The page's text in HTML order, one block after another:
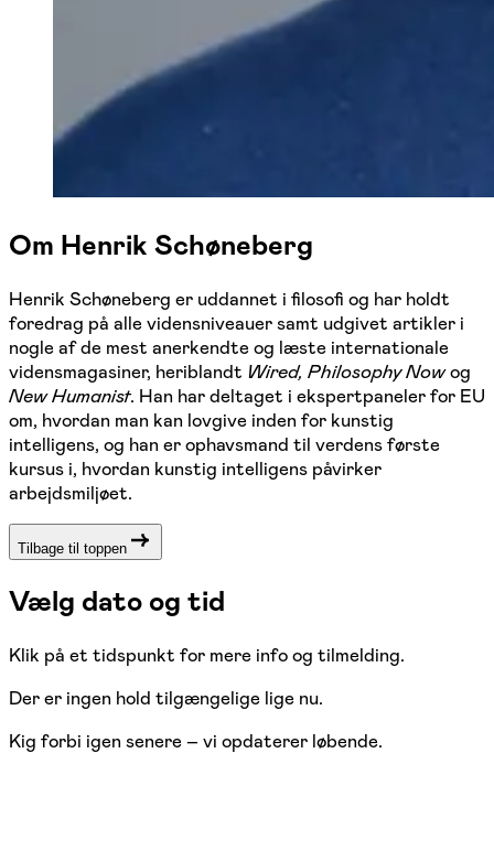
Om Henrik Schøneberg
Henrik Schøneberg er uddannet i filosofi og har holdt
foredrag på alle vidensniveauer samt udgivet artikler i
nogle af de mest anerkendte og læste internationale
vidensmagasiner, heriblandt Wired, Philosophy Nowog
New Humanist. Han har deltaget i ekspertpaneler for EU
om, hvordan man kan lovgive inden for kunstig
intelligens, og han er ophavsmand til verdens første
kursus i, hvordan kunstig intelligens påvirker
arbejdsmiljøet.
Tilbage til toppen
Vælg dato og tid
Klik på et tidspunkt for mere info og tilmelding.
Der er ingen hold tilgængelige lige nu.
Kig forbi igen senere – vi opdaterer løbende.